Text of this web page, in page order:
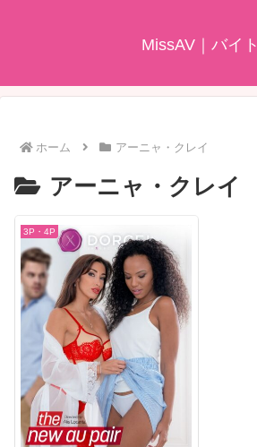
MissAV｜バイト
ホーム アーニャ・クレイ
アーニャ・クレイ
3P・4P